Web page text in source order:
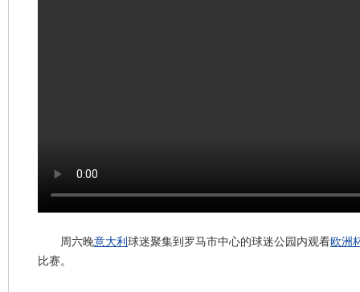
周六晚意大利 球迷聚集到罗马市中心的球迷公园内观看欧洲
比赛。